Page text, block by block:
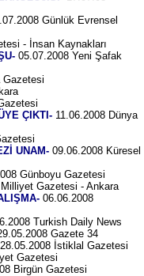
Günlük Evrensel
- İnsan Kaynakları
05.07.2008 Yeni Şafak
Gazetesi
ÇIKTI- 11.06.2008 Dünya
UNAM- 09.06.2008 Küresel
Günboyu Gazetesi
Gazetesi - Ankara
06.06.2008
Turkish Daily News
Gazete 34
İstiklal Gazetesi
Gazetesi
Birgün Gazetesi